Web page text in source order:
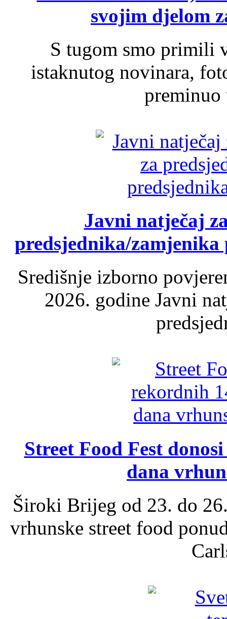
svojim djelom
S tugom smo primili
istaknutog novinara,
Javni natječaj
predsjednika/
Središnje izborno
2026. godine Javni
Street Food Fest
dana
Široki Brijeg od 23. do
vrhunske street food